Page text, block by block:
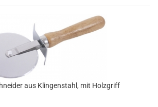
aus Klingenstahl, mit Holzgriff